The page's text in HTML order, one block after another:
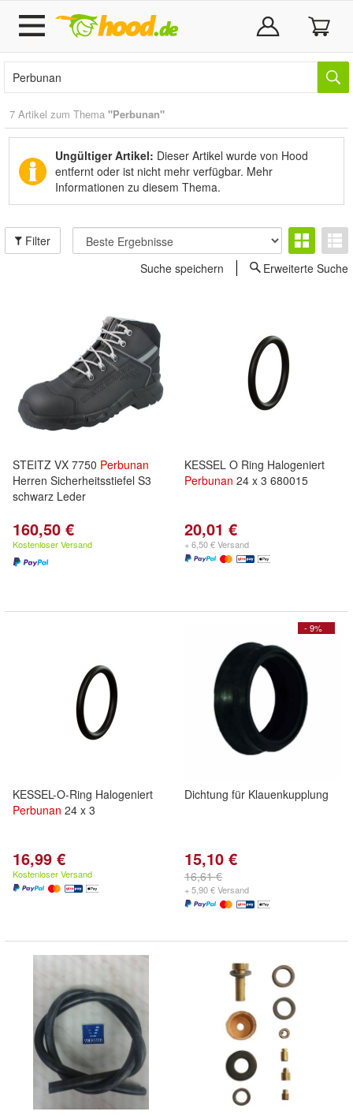
7 Artikel zum Thema "Perbunan"
Ungültiger Artikel: Dieser Artikel wurde von Hood
entfernt oder ist nicht mehr verfügbar. Mehr
Informationen zu diesem Thema.
Filter
Suche speichern
Erweiterte Suche
STEITZ VX 7750 Perbunan
Herren Sicherheitsstiefel S3
schwarz Leder
160,50 €
Kostenloser Versand
KESSEL O Ring Halogeniert
Perbunan 24 x 3 680015
20,01 €
+ 6,50 € Versand
KESSEL-O-Ring Halogeniert
Perbunan 24 x 3
16,99 €
Kostenloser Versand
- 9%
Dichtung für Klauenkupplung
15,10 €
16,61 €
+ 5,90 € Versand